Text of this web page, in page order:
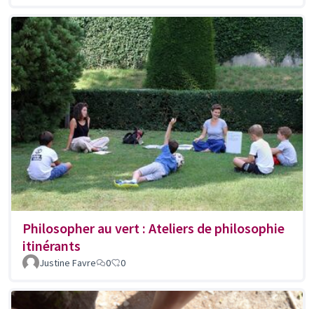
Philosopher au vert : Ateliers de philosophie
itinérants
Justine Favre 0 0